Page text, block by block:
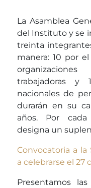
La Asamblea
del Instituto y se
treinta
manera: 10 por
trabajadoras y
nacionales de
durarán en su
años. Por
designa un
Convocatoria a la
a celebrarse el 27
Presentamos las